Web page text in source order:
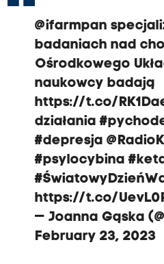
@ifarmpan
badaniach nad
Ośrodkowego
naukowcy badają
https://t.co/
działania
#depresja
#psylocybina
https://t.co/
— Joanna Gąska
February 23, 2023